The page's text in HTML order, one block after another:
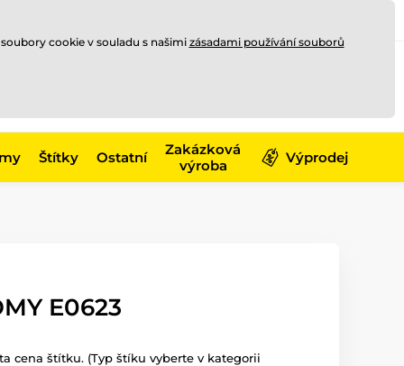
Štítky Ostatní
Zakázková
výroba
Výprodej
E0623
cena štítku. (Typ štíku vyberte v kategorii
cookie v souladu s našimi zásadami používání souborů